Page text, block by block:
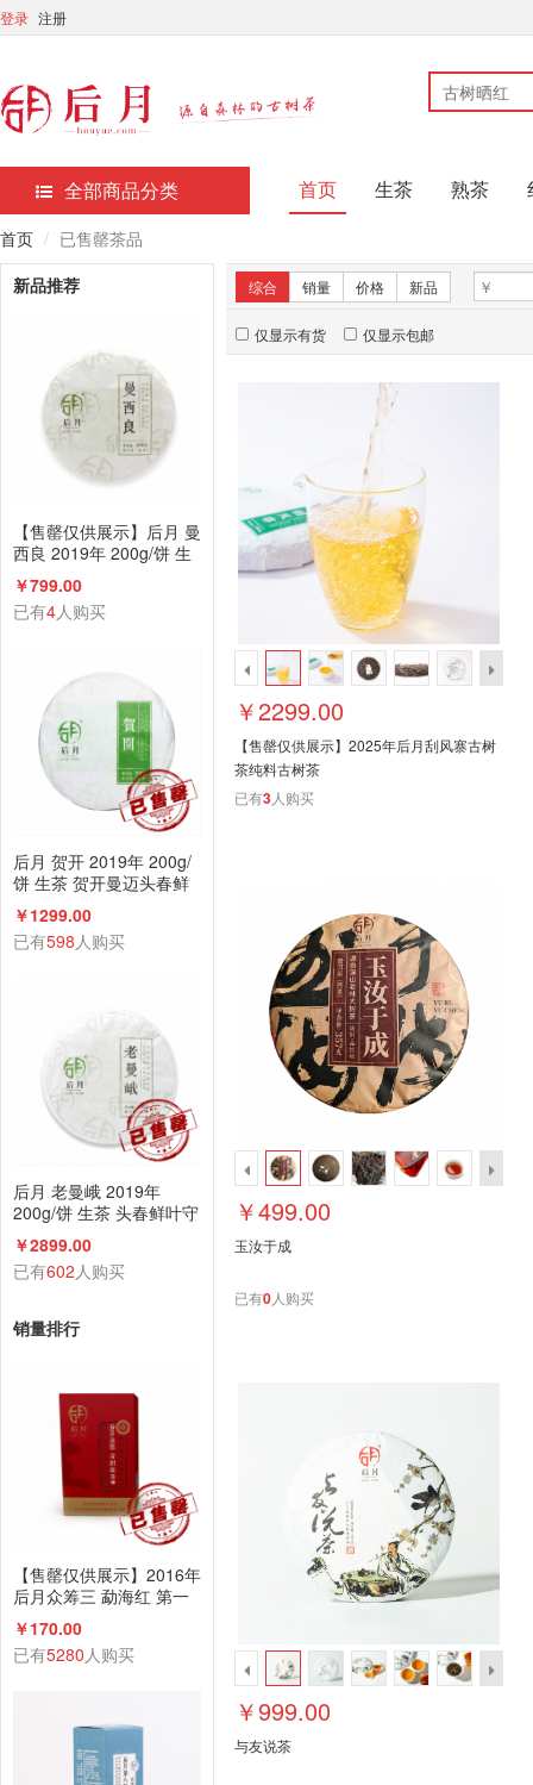
登录 注册
全部商品分类 首页 生茶 熟茶
首页
已售罄茶品
新品推荐
【售罄仅供展示】后月 曼
西良 2019年 200g/饼 生
茶 头春鲜叶守采 普洱茶
￥799.00
已有4人购买
后月 贺开 2019年 200g/
饼 生茶 贺开曼迈头春鲜
叶守采 普洱茶（售罄仅供
展示）
￥1299.00
已有598人购买
后月 老曼峨 2019年
200g/饼 生茶 头春鲜叶守
采 普洱茶（售罄仅供展
示）
￥2899.00
已有602人购买
销量排行
【售罄仅供展示】2016年
后月众筹三 勐海红 第一
款众筹古树红茶 200g散
茶 品饮级
￥170.00
已有5280人购买
综合 销量 价格 新品
仅显示有货 仅显示包邮
￥2299.00
【售罄仅供展示】2025年后月刮风寨古树
茶纯料古树茶
已有3人购买
￥499.00
玉汝于成
已有0人购买
￥999.00
与友说茶